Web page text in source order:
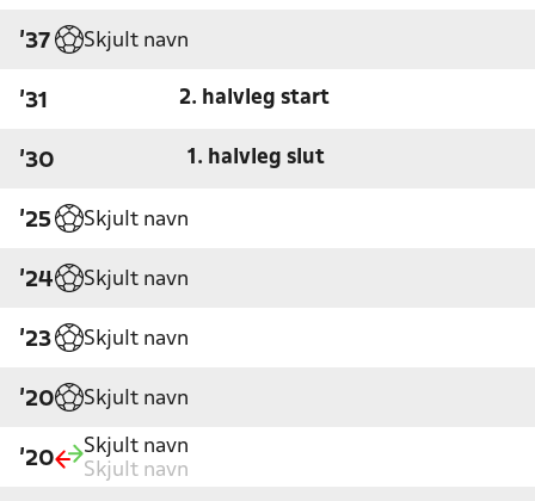
'37 Skjult navn
'31 2. halvleg start
'30 1. halvleg slut
'25 Skjult navn
'24 Skjult navn
'23 Skjult navn
'20 Skjult navn
'20
Skjult navn
Skjult navn